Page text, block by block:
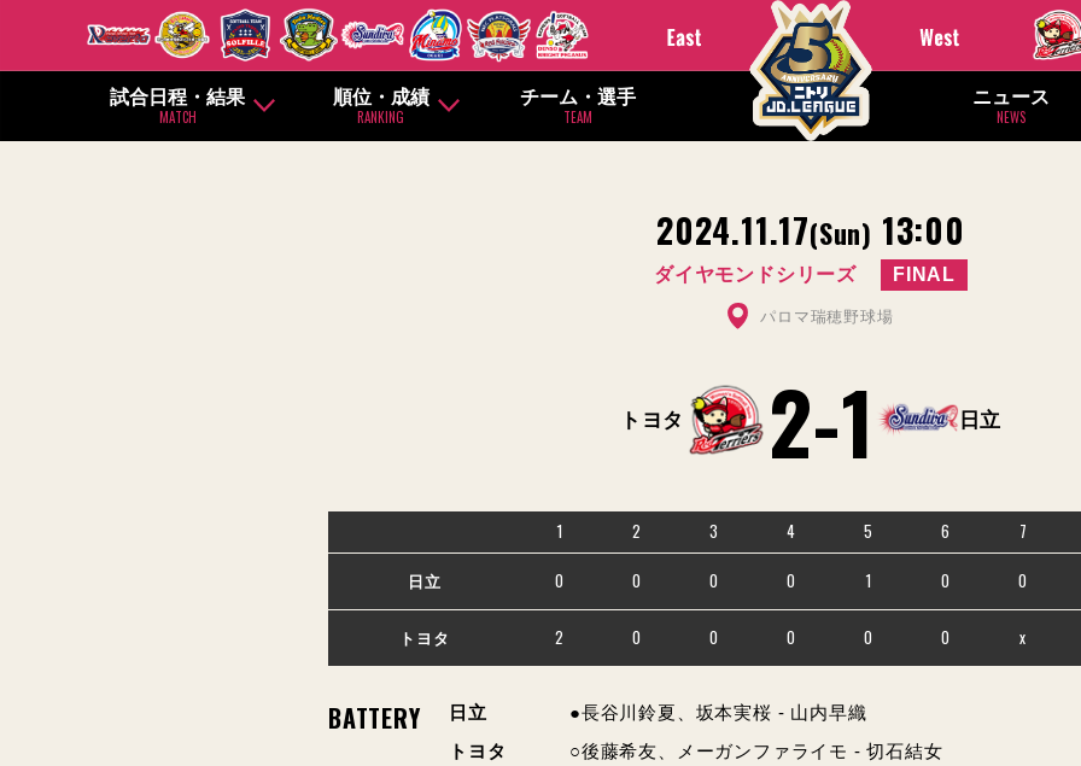
試合日程・結果
MATCH
順位・成績
RANKING
チーム・選手
TEAM
ニュース
NEWS
2024.11.17(Sun) 13:00
ダイヤモンドシリーズ FINAL
パロマ瑞穂野球場
トヨタ 2-1 日立
1 2 3 4 5 6 7
日立 0 0 0 0 1 0 0
トヨタ 2 0 0 0 0 0 x
BATTERY 日立
●長谷川鈴夏、坂本実桜 - 山内早織
トヨタ
○後藤希友、メーガンファライモ - 切石結女